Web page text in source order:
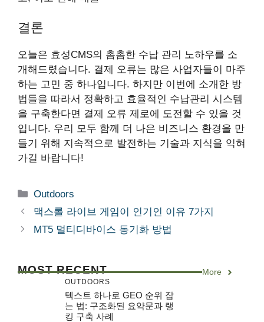
결론
오늘은 효성CMS의 촘촘한 수납 관리 노하우를 소
개해드렸습니다. 결제 오류는 많은 사업자들이 마주
하는 고민 중 하나입니다. 하지만 이번에 소개한 방
법들을 따라서 정확하고 효율적인 수납관리 시스템
을 구축한다면 결제 오류 제로에 도전할 수 있을 것
입니다. 우리 모두 함께 더 나은 비즈니스 환경을 만
들기 위해 지속적으로 발전하는 기술과 지식을 익혀
가길 바랍니다!
Categories
Outdoors
맥스롤 라이브 게임이 인기인 이유 7가지
MT5 멀티디바이스 동기화 방법
MOST RECENT More
OUTDOORS
텍스트 하나로 GEO 순위 잡
는 법: 구조화된 요약문과 랭
킹 구축 사례